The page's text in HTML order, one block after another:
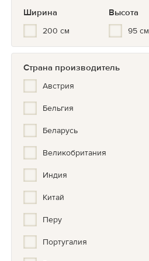
Ширина Высота
200 см 95 см
Страна производитель
Австрия
Бельгия
Беларусь
Великобритания
Индия
Китай
Перу
Португалия